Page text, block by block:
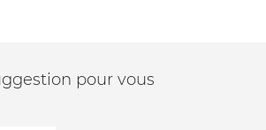
pour vous